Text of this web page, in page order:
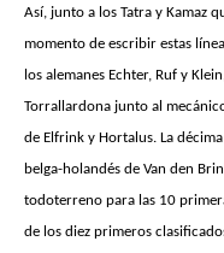
Así, junto a los Tatra y Kamaz
momento de escribir estas
los alemanes Echter, Ruf y
Torrallardona junto al
de Elfrink y Hortalus. La
belga-holandés de Van den
todoterreno para las 10
de los diez primeros